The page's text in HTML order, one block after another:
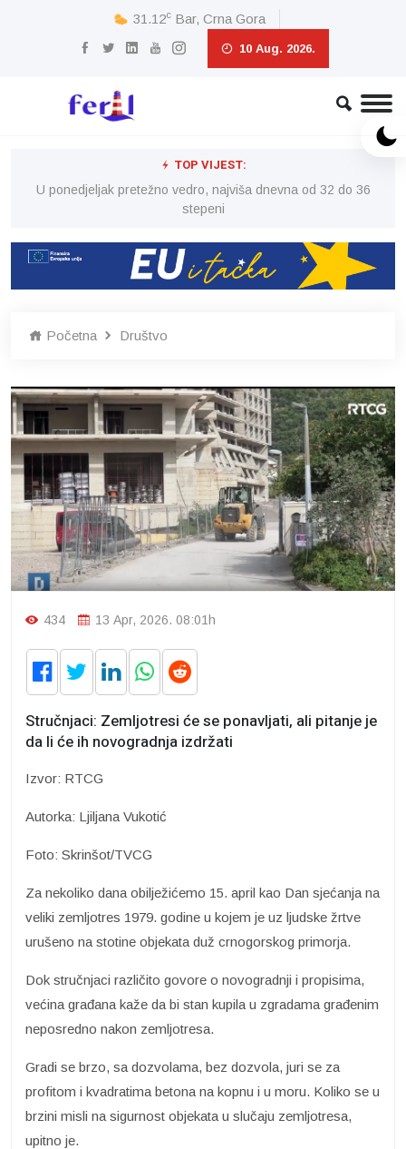
31.12c Bar, Crna Gora
10 Aug. 2026.
TOP VIJEST:
U ponedjeljak pretežno vedro, najviša dnevna od 32 do 36
stepeni
Početna Društvo
434 13 Apr, 2026. 08:01h
Stručnjaci: Zemljotresi će se ponavljati, ali pitanje je
da li će ih novogradnja izdržati
Izvor: RTCG
Autorka: Ljiljana Vukotić
Foto: Skrinšot/TVCG
Za nekoliko dana obilježićemo 15. april kao Dan sjećanja na
veliki zemljotres 1979. godine u kojem je uz ljudske žrtve
urušeno na stotine objekata duž crnogorskog primorja.
Dok stručnjaci različito govore o novogradnji i propisima,
većina građana kaže da bi stan kupila u zgradama građenim
neposredno nakon zemljotresa.
Gradi se brzo, sa dozvolama, bez dozvola, juri se za
profitom i kvadratima betona na kopnu i u moru. Koliko se u
brzini misli na sigurnost objekata u slučaju zemljotresa,
upitno je.